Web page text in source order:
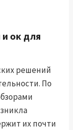
ок для
решений
По
их почти